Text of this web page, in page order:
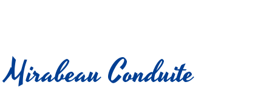
Mirabeau Conduite